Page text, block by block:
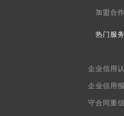
加盟合作
热门服务
企业信用
企业信用
守合同重